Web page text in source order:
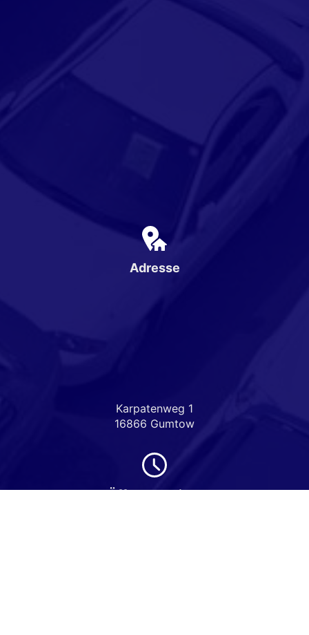
Adresse
Karpatenweg 1
16866 Gumtow
Öffnungszeiten